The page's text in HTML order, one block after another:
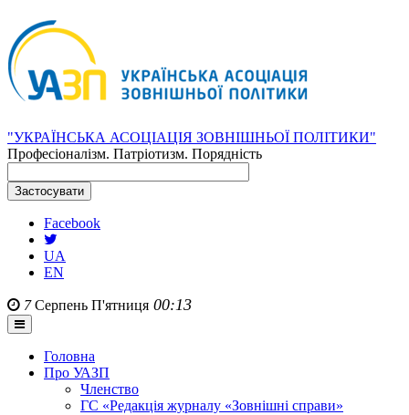
"УКРАЇНСЬКА АСОЦІАЦІЯ ЗОВНІШНЬОЇ ПОЛІТИКИ"
Професіоналізм. Патріотизм. Порядність
Facebook
UA
EN
7Серпень П'ятниця 00:13
Головна
Про УАЗП
Членство
ГС «Редакція журналу «Зовнішні справи»